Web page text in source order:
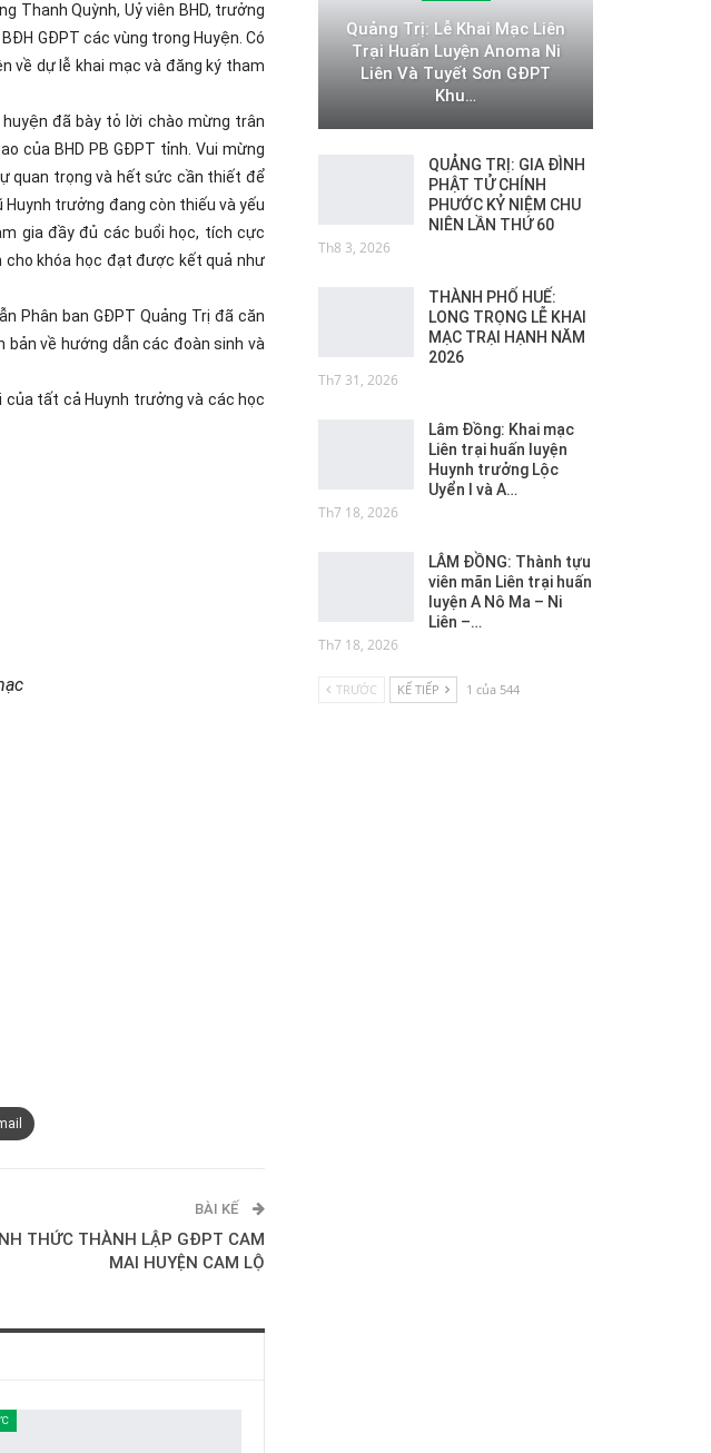
Thanh Quỳnh, Uỷ viên BHD, trưởng
GĐPT các vùng trong Huyện. Có
về dự lễ khai mạc và đăng ký tham
đã bày tỏ lời chào mừng trân
của BHD PB GĐPT tỉnh. Vui mừng
quan trọng và hết sức cần thiết để
trưởng đang còn thiếu và yếu
gia đầy đủ các buổi học, tích cực
cho khóa học đạt được kết quả như
Phân ban GĐPT Quảng Trị đã căn
về hướng dẫn các đoàn sinh và
tất cả Huynh trưởng và các học
BÀI KẾ
THỨC THÀNH LẬP GĐPT CAM
MAI HUYỆN CAM LỘ
Quảng Trị: Lễ Khai Mạc Liên
Trại Huấn Luyện Anoma Ni
Liên Và Tuyết Sơn GĐPT
Khu…
QUẢNG TRỊ: GIA ĐÌNH
PHẬT TỬ CHÍNH
PHƯỚC KỶ NIỆM CHU
NIÊN LẦN THỨ 60
Th8 3, 2026
THÀNH PHỐ HUẾ:
LONG TRỌNG LỄ KHAI
MẠC TRẠI HẠNH NĂM
2026
Th7 31, 2026
Lâm Đồng: Khai mạc
Liên trại huấn luyện
Huynh trưởng Lộc
Uyển I và A…
Th7 18, 2026
LÂM ĐỒNG: Thành tựu
viên mãn Liên trại huấn
luyện A Nô Ma – Ni
Liên –…
Th7 18, 2026
TRƯỚC KẾ TIẾP 1 của 544